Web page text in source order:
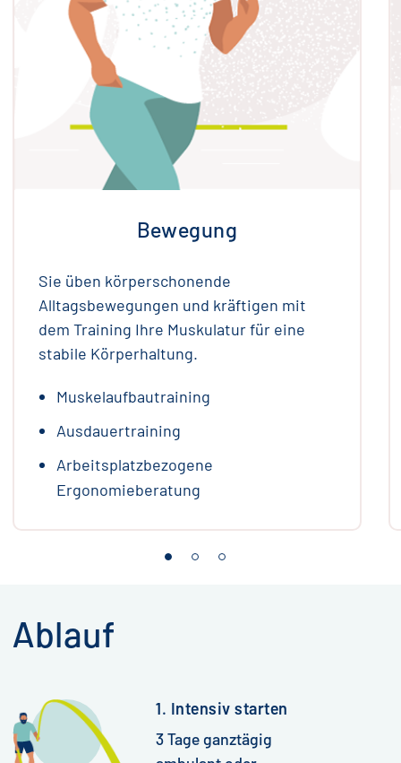
Bewegung
Sie üben körperschonende
Alltagsbewegungen und kräftigen mit
dem Training Ihre Muskulatur für eine
stabile Körperhaltung.
Muskelaufbautraining
Ausdauertraining
Arbeitsplatzbezogene
Ergonomieberatung
Ablauf
1. Intensiv starten
3Tage ganztägig